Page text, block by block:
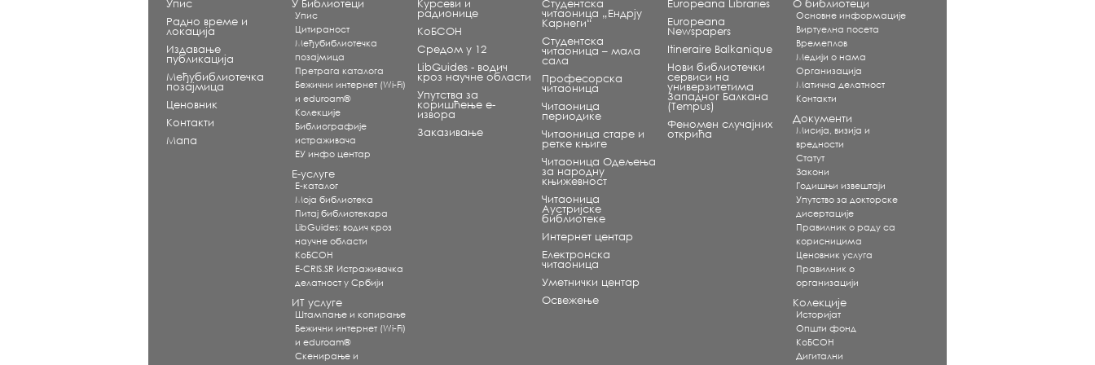
Упис
Радно време и
локација
Издавање
публикација
Међубиблиотечка
позајмица
Ценовник
Контакти
Мапа
У Библиотеци
Упис
Цитираност
Међубиблиотечка
позајмица
Претрага каталога
Бежични интернет (Wi-Fi)
и eduroam®
Koлекције
Библиографије
истраживача
ЕУ инфо центар
Е-услуге
Е-каталог
Моја библиотека
Питај библиотекара
LibGuides: водич кроз
научне области
КоБСОН
E-CRIS.SR Истраживачка
делатност у Србији
ИТ услуге
Штампање и копирање
Бежични интернет (Wi-Fi)
и eduroam®
Скенирање и
Курсеви и
радионице
КоБСОН
Средом у 12
LibGuides - водич
кроз научне области
Упутства за
коришћење е-
извора
Заказивање
Студентска
читаоница „Ендрју
Карнеги“
Студентска
читаоница – мала
сала
Професорска
читаоница
Читаоница
периодике
Читаоница старе и
ретке књиге
Читаоница Одељења
за народну
књижевност
Читаоница
Аустријске
библиотеке
Интернет центар
Електронска
читаоница
Уметнички центар
Освежење
Europeana Libraries
Europeana
Newspapers
Itineraire Balkanique
Нови библиотечки
сервиси на
универзитетима
Западног Балкана
(Tempus)
Феномен случајних
открића
О библиотеци
Основне информације
Виртуелна посета
Времеплов
Медији о нама
Организација
Матична делатност
Контакти
Документи
Мисија, визија и
вредности
Статут
Закони
Годишњи извештаји
Упутство за докторске
дисертације
Правилник о раду са
корисницима
Ценовник услуга
Правилник о
организацији
Колекције
Историјат
Општи фонд
КоБСОН
Дигитални